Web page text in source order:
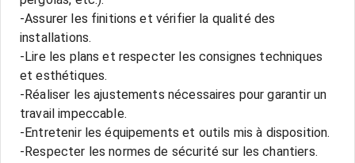
-Assurer les finitions et vérifier la qualité des
installations.
-Lire les plans et respecter les consignes techniques
et esthétiques.
-Réaliser les ajustements nécessaires pour garantir un
travail impeccable.
-Entretenir les équipements et outils mis à disposition.
-Respecter les normes de sécurité sur les chantiers.